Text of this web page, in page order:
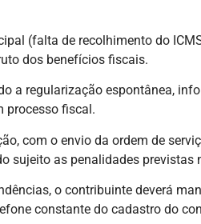
(falta de recolhimento do
dos benefícios fiscais.
a regularização espontânea,
processo fiscal.
com o envio da ordem de
sujeito as penalidades previstas
o contribuinte deverá
constante do cadastro do